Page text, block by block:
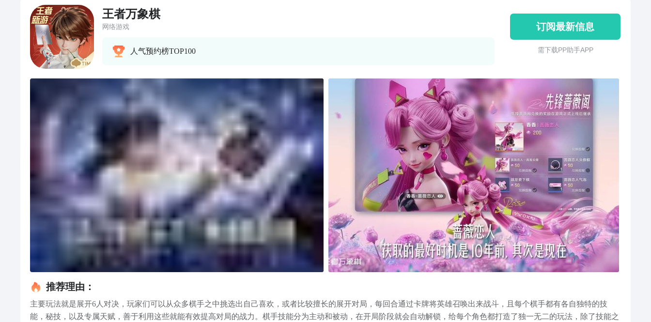
王者万象棋
网络游戏
人气预约榜TOP100
订阅最新信息
需 下 载 P P 助 手 A P P
推荐理由：
主要玩法就是展开6人对决，玩家们可以从众多棋手之中挑选出自己喜欢，或者比较擅长的展开对局，每回合通过卡牌将英雄召唤出来战斗，且每个棋手都有各自独特的技
能，秘技，以及专属天赋，善于利用这些就能有效提高对局的战力。棋手技能分为主动和被动，在开局阶段就会自动解锁，给每个角色都打造了独一无二的玩法，除了技能之